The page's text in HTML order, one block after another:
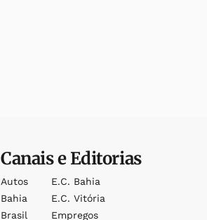
Canais e Editorias
Autos
Bahia
Brasil
E.c. Bahia
E.c. Vitória
Empregos